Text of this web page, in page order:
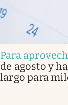
Para
de agosto y
largo para